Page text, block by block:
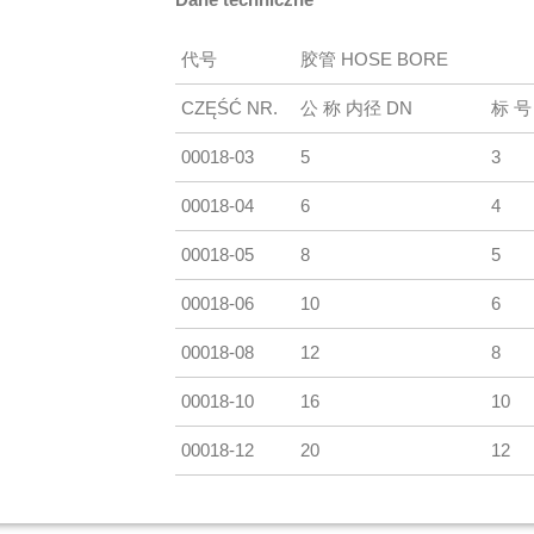
代号 胶管 HOSE BORE
CZĘŚĆ NR. 公 称 内径 DN 标
00018-03 5 3
00018-04 6 4
00018-05 8 5
00018-06 10 6
00018-08 12 8
00018-10 16 10
00018-12 20 12